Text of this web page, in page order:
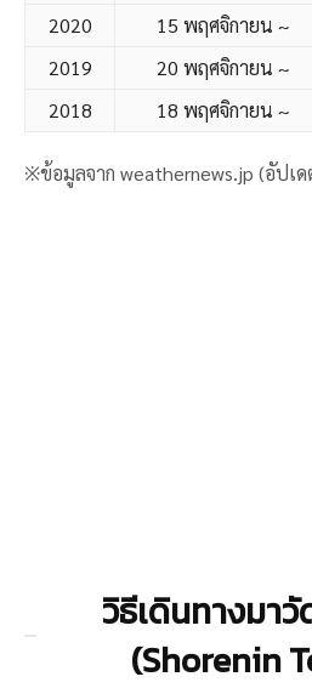
2020 15 พฤศจิกายน ~
2019
20 พฤศจิกายน ~
2018
18 พฤศจิกายน ~
※ข้อมูลจาก weathernews.jp (อัปเ
วิธีเดินทางมาวั
(Shorenin